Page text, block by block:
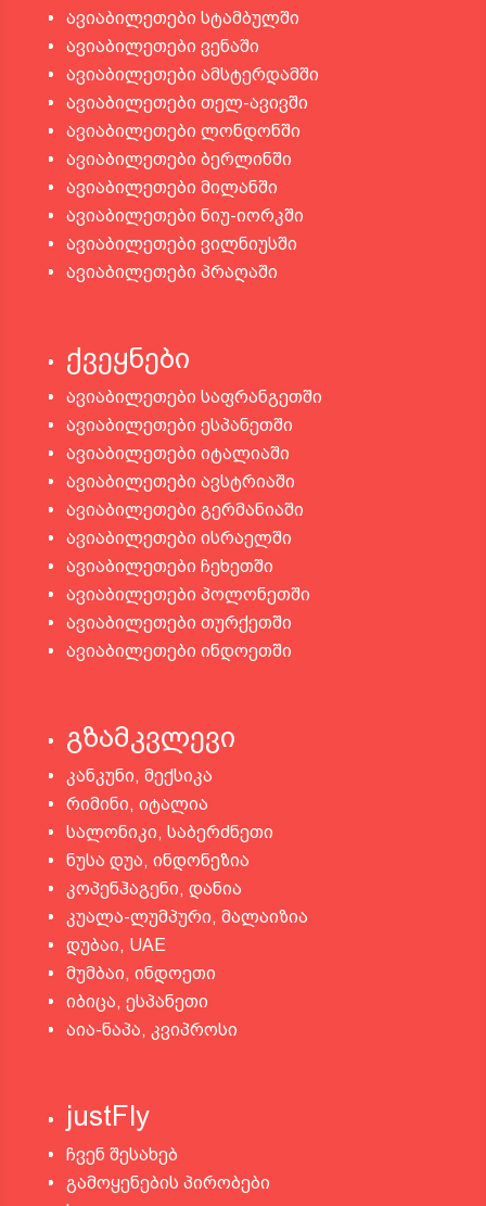
ავიაბილეთები სტამბულში
ავიაბილეთები ვენაში
ავიაბილეთები ამსტერდამში
ავიაბილეთები თელ-ავივში
ავიაბილეთები ლონდონში
ავიაბილეთები ბერლინში
ავიაბილეთები მილანში
ავიაბილეთები ნიუ-იორკში
ავიაბილეთები ვილნიუსში
ავიაბილეთები პრაღაში
ქვეყნები
ავიაბილეთები საფრანგეთში
ავიაბილეთები ესპანეთში
ავიაბილეთები იტალიაში
ავიაბილეთები ავსტრიაში
ავიაბილეთები გერმანიაში
ავიაბილეთები ისრაელში
ავიაბილეთები ჩეხეთში
ავიაბილეთები პოლონეთში
ავიაბილეთები თურქეთში
ავიაბილეთები ინდოეთში
გზამკვლევი
კანკუნი, მექსიკა
რიმინი, იტალია
სალონიკი, საბერძნეთი
ნუსა დუა, ინდონეზია
კოპენჰაგენი, დანია
კუალა-ლუმპური, მალაიზია
დუბაი, UAE
მუმბაი, ინდოეთი
იბიცა, ესპანეთი
აია-ნაპა, კვიპროსი
justFly
ჩვენ შესახებ
გამოყენების პირობები